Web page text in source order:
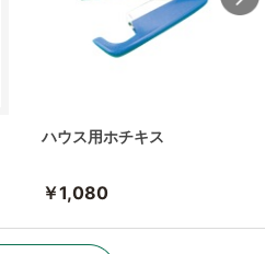
ハウス用ホチキス
￥1,080